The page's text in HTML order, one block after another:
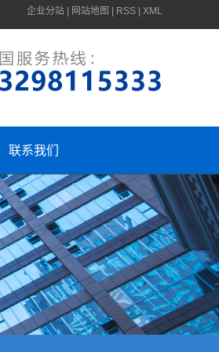
企业分站 网站地图 RSS XML
联系我们